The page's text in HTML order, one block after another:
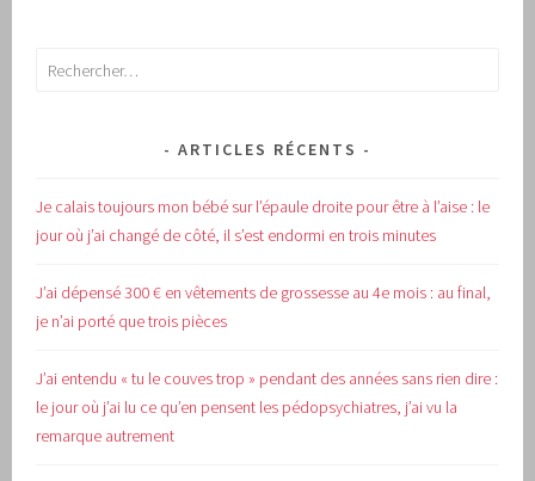
Rechercher :
ARTICLES RÉCENTS
Je calais toujours mon bébé sur l’épaule droite pour être à l’aise : le
jour où j’ai changé de côté, il s’est endormi en trois minutes
J’ai dépensé 300 € en vêtements de grossesse au 4e mois : au final,
je n’ai porté que trois pièces
J’ai entendu « tu le couves trop » pendant des années sans rien dire :
le jour où j’ai lu ce qu’en pensent les pédopsychiatres, j’ai vu la
remarque autrement